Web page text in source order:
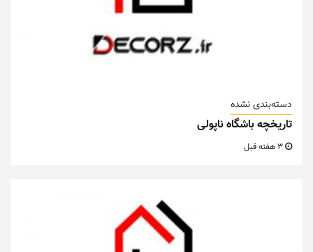
دسته‌بندی نشده
تاریخچه باشگاه ناپولی